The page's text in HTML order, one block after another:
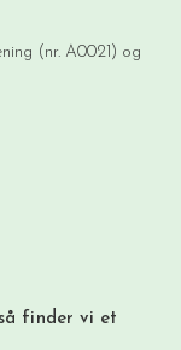
(nr. A0021) og
finder vi et